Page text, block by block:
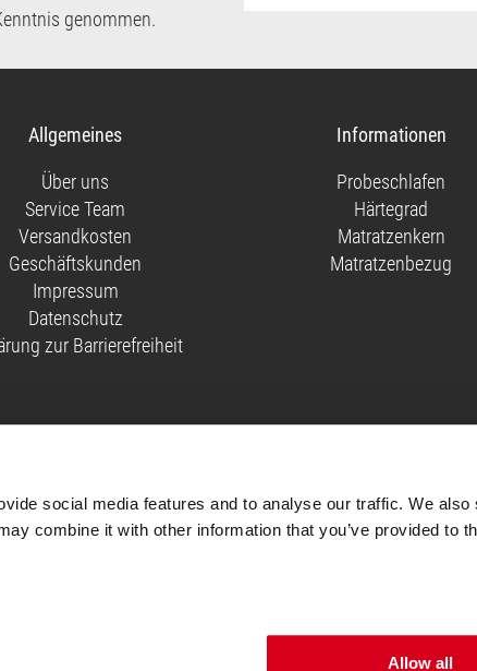
social media features and to analyse our traffic. We
combine it with other information that you’ve provided to
Allow all
genommen.
Allgemeines
Über uns
Service Team
Versandkosten
Geschäftskunden
Impressum
Datenschutz
zur Barrierefreiheit
Informationen
Probeschlafen
Härtegrad
Matratzenkern
Matratzenbezug
Warentest mit der Note 1,9 getestet (test 2/2024, 90x200 cm, mittelfest & fester).